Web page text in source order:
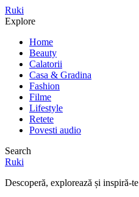
Meniu
Ruki
Cauta
Explore
Home
Beauty
Calatorii
Casa & Gradina
Fashion
Filme
Lifestyle
Retete
Povesti audio
Search
Ruki
Descoperă, explorează și inspiră-te